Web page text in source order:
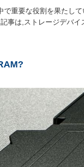
で重要な役割を果たし
事は,ストレージデバ
?